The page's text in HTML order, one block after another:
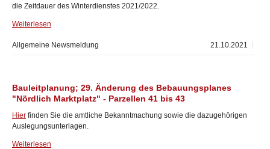
die Zeitdauer des Winterdienstes 2021/2022.
Weiterlesen
21.10.2021
Allgemeine Newsmeldung
Bauleitplanung; 29. Änderung des Bebauungsplanes
"Nördlich Marktplatz" - Parzellen 41 bis 43
Hier finden Sie die amtliche Bekanntmachung sowie die dazugehörigen
Auslegungsunterlagen.
Weiterlesen